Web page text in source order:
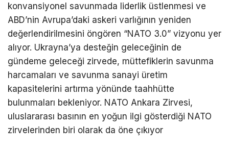
konvansiyonel savunmada liderlik üstlenmesi ve
ABD’nin Avrupa’daki askeri varlığının yeniden
değerlendirilmesini öngören “NATO 3.0” vizyonu yer
alıyor. Ukrayna’ya desteğin geleceğinin de
gündeme geleceği zirvede, müttefiklerin savunma
harcamaları ve savunma sanayi üretim
kapasitelerini artırma yönünde taahhütte
bulunmaları bekleniyor. NATO Ankara Zirvesi,
uluslararası basının en yoğun ilgi gösterdiği NATO
zirvelerinden biri olarak da öne çıkıyor